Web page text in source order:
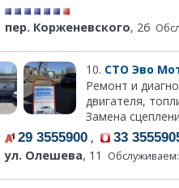
пер. Корженевского, 26
10. СТО Эво
Ремонт и
двигателя,
Замена
29 3555900 , 33
ул. Олешева, 11 Обслуживаем: